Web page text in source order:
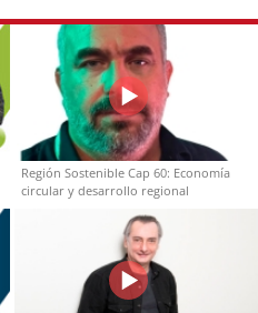
Región Sostenible Cap 60: Economía
circular y desarrollo regional